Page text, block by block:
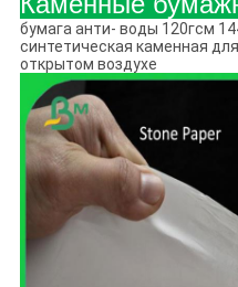
бумага анти- воды 120гсм
синтетическая каменная
открытом воздухе